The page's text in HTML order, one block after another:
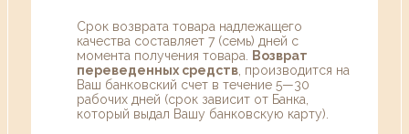
Срок возврата товара надлежащего
качества составляет 7 (семь) дней с
момента получения товара.
Возврат
переведенных средств , производится на
Ваш банковский счет в течение 5—30
рабочих дней (срок зависит от Банка,
который выдал Вашу банковскую карту).